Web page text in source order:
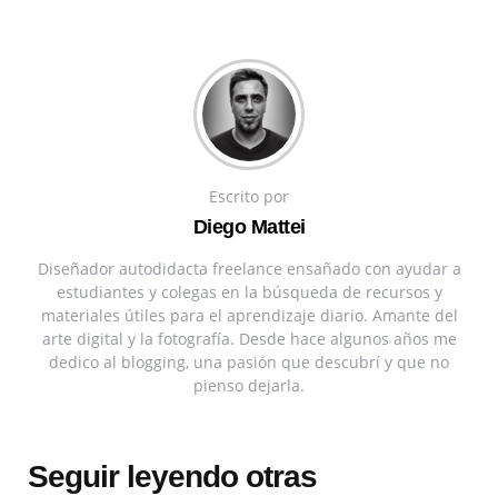
Escrito por
Diego Mattei
Diseñador autodidacta freelance ensañado con ayudar a
estudiantes y colegas en la búsqueda de recursos y
materiales útiles para el aprendizaje diario. Amante del
arte digital y la fotografía. Desde hace algunos años me
dedico al blogging, una pasión que descubrí y que no
pienso dejarla.
Seguir leyendo otras